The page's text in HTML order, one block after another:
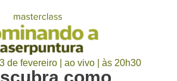
de fevereiro | ao vivo | às 20h30